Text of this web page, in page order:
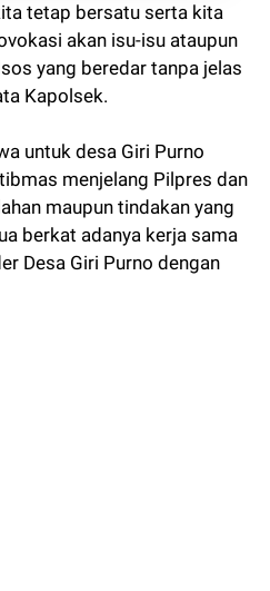
tetap bersatu serta kita
akan isu-isu ataupun
yang beredar tanpa jelas
Kapolsek.
untuk desa Giri Purno
menjelang Pilpres dan
maupun tindakan yang
berkat adanya kerja sama
Desa Giri Purno dengan